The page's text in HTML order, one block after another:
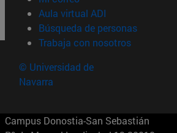
Aula virtual ADI (abre en
Búsqueda de personas(abre en
Trabaja con nosotros(abre en
© Universidad de
Navarra
Campus Donostia-San Sebastián